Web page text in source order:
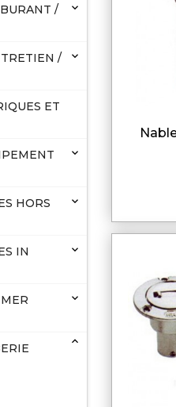
/

/

ET

HORS

IN


